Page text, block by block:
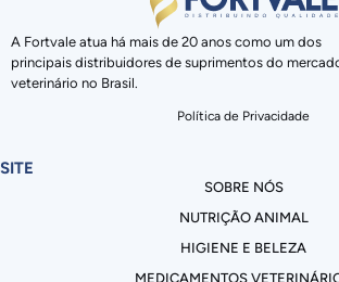
A Fortvale atua há mais de 20 anos como um dos
principais distribuidores de suprimentos do
veterinário no Brasil.
Política de Privacidade
SITE
SOBRE NÓS
NUTRIÇÃO ANIMAL
HIGIENE E BELEZA
MEDICAMENTOS